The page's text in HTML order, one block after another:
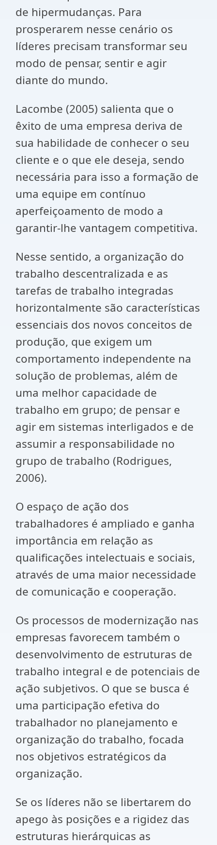
de hipermudanças. Para
prosperarem nesse cenário os
líderes precisam transformar seu
modo de pensar, sentir e agir
diante do mundo.
Lacombe (2005) salienta que o
êxito de uma empresa deriva de
sua habilidade de conhecer o seu
cliente e o que ele deseja, sendo
necessária para isso a formação de
uma equipe em contínuo
aperfeiçoamento de modo a
garantir-lhe vantagem competitiva.
Nesse sentido, a organização do
trabalho descentralizada e as
tarefas de trabalho integradas
horizontalmente são características
essenciais dos novos conceitos de
produção, que exigem um
comportamento independente na
solução de problemas, além de
uma melhor capacidade de
trabalho em grupo; de pensar e
agir em sistemas interligados e de
assumir a responsabilidade no
grupo de trabalho (Rodrigues,
2006).
O espaço de ação dos
trabalhadores é ampliado e ganha
importância em relação as
qualificações intelectuais e sociais,
através de uma maior necessidade
de comunicação e cooperação.
Os processos de modernização nas
empresas favorecem também o
desenvolvimento de estruturas de
trabalho integral e de potenciais de
ação subjetivos. O que se busca é
uma participação efetiva do
trabalhador no planejamento e
organização do trabalho, focada
nos objetivos estratégicos da
organização.
Se os líderes não se libertarem do
apego às posições e a rigidez das
estruturas hierárquicas as